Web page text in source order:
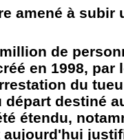
amené à subir
de
en 1998, par
du
départ destiné
étendu,
aujourd'hui